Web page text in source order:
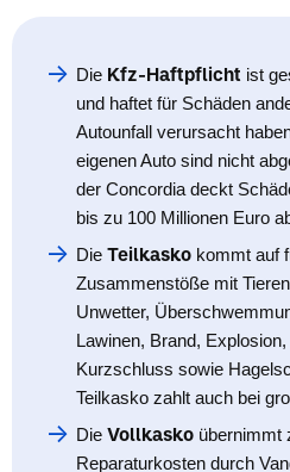
Die Kfz-Haftpflicht ist
und haftet für Schäden
Autounfall verursacht
eigenen Auto sind nicht
der Concordia deckt
bis zu 100 Millionen Euro
Die Teilkasko kommt auf
Zusammenstöße mit
Unwetter,
Lawinen, Brand,
Kurzschluss sowie
Teilkasko zahlt auch bei
Die Vollkasko übernimmt
Reparaturkosten durch